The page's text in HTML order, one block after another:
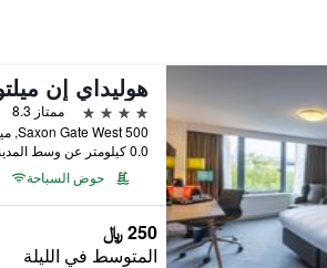
4 نجوم
ممتاز 8.3
500 Saxon Gate West, ميلتون كينز, المملكة المتحدة
0.0 كيلومتر عن وسط المدينة
حوض السباحة
250 ﷼
المتوسط في الليلة